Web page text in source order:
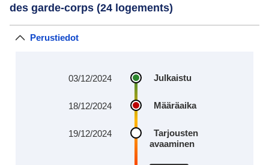
des garde-corps (24 logements)
Perustiedot
Julkaistu
03/12/2024
Määräaika
18/12/2024
Tarjousten
avaaminen
19/12/2024